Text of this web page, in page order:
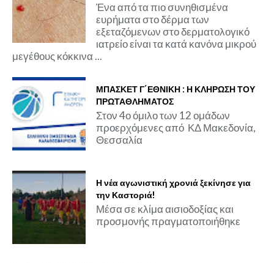
Ένα από τα πιο συνηθισμένα
ευρήματα στο δέρμα των
εξεταζόμενων στο δερματολογικό
ιατρείο είναι τα κατά κανόνα μικρού
μεγέθους κόκκινα ...
ΜΠΑΣΚΕΤ Γ΄ΕΘΝΙΚΗ : Η ΚΛΗΡΩΣΗ ΤΟΥ
ΠΡΩΤΑΘΛΗΜΑΤΟΣ
Στον 4ο όμιλο των 12 ομάδων
προερχόμενες από ΚΔ Μακεδονία,
Θεσσαλία
Η νέα αγωνιστική χρονιά ξεκίνησε για
την Καστοριά!
Μέσα σε κλίμα αισιοδοξίας και
προσμονής πραγματοποιήθηκε